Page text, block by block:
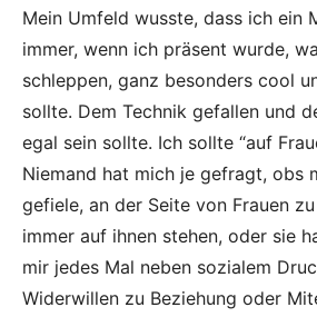
Mein Umfeld wusste, dass ich ein
immer, wenn ich präsent wurde,
schleppen, ganz besonders cool
sollte. Dem Technik gefallen und
egal sein sollte. Ich sollte “auf
Niemand hat mich je gefragt, obs
gefiele, an der Seite von Frauen
immer auf ihnen stehen, oder sie
mir jedes Mal neben sozialem
Widerwillen zu Beziehung oder